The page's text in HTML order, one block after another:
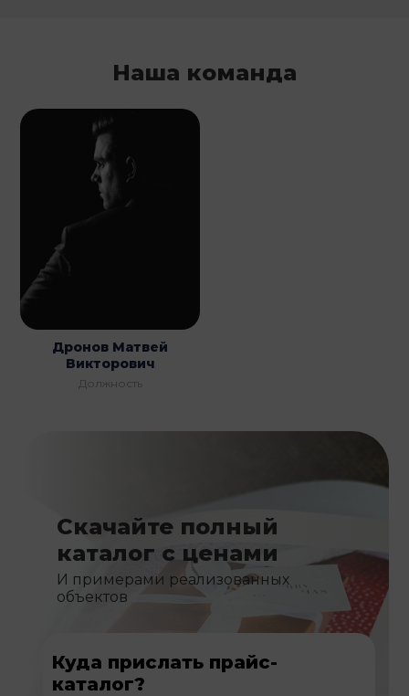
Наша команда
Дронов Матвей
Викторович
Должность
Скачайте полный
каталог с ценами
И примерами реализованных
объектов
Куда прислать прайс-
каталог?